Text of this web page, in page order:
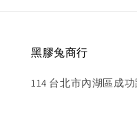
黑膠兔商行
114 台北市內湖區成